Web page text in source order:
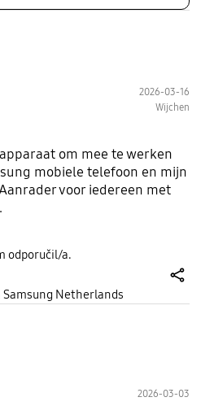
2026-03-16
Wijchen
om mee te werken
mobiele telefoon en mijn
voor iedereen met
odporučil/a.
Netherlands
2026-03-03